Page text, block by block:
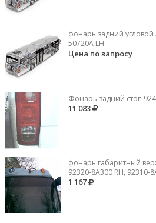
фонарь задний угловой
50720A LH
Цена по запросу
Фонарь задний стоп
11 083
фонарь габаритный
92320-8A300 RH, 92310-
1 167